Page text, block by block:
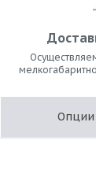
Опции